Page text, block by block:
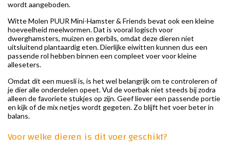
wordt aangeboden.
Witte Molen PUUR Mini-Hamster & Friends bevat ook een kleine
hoeveelheid meelwormen. Dat is vooral logisch voor
dwerghamsters, muizen en gerbils, omdat deze dieren niet
uitsluitend plantaardig eten. Dierlijke eiwitten kunnen dus een
passende rol hebben binnen een compleet voer voor kleine
alleseters.
Omdat dit een muesli is, is het wel belangrijk om te controleren of
je dier alle onderdelen opeet. Vul de voerbak niet steeds bij zodra
alleen de favoriete stukjes op zijn. Geef liever een passende portie
en kijk of de mix netjes wordt gegeten. Zo blijft het voer beter in
balans.
Voor welke dieren is dit voer geschikt?